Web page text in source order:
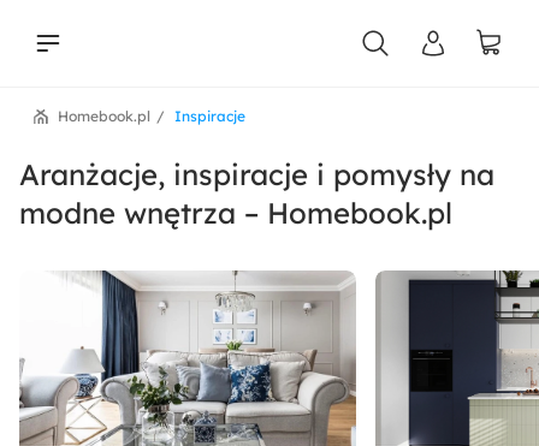
Inspiracje
Homebook.pl
Aranżacje, inspiracje i pomysły na
modne wnętrza – Homebook.pl